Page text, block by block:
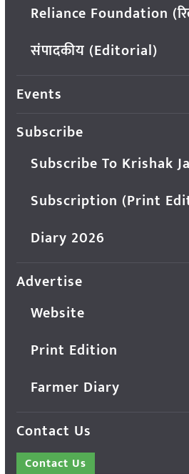
Reliance Foundation
संपादकीय (Editorial)
Events
Subscribe
Subscribe To Krishak
Subscription (Print
Diary 2026
Advertise
Website
Print Edition
Farmer Diary
Contact Us
Contact Us